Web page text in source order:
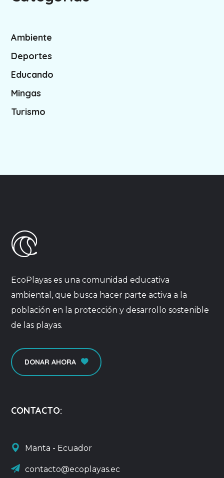
Ambiente
Deportes
Educando
Mingas
Turismo
EcoPlayas es una comunidad educativa
ambiental, que busca hacer parte activa a la
población en la protección y desarrollo sostenible
de las playas.
DONAR AHORA
CONTACTO:
Manta - Ecuador
contacto@ecoplayas.ec